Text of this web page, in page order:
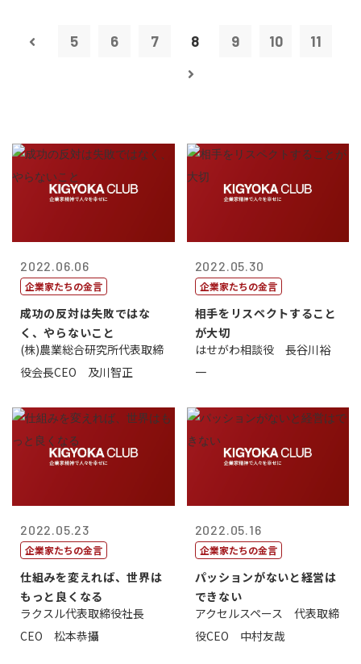
5 6 7 8 9 10 11
2022.06.06
企業家たちの金言
成功の反対は失敗ではな
く、やらないこと
(株)農業総合研究所代表取締
役会長CEO 及川智正
2022.05.30
企業家たちの金言
相手をリスペクトすること
が大切
はせがわ相談役 長谷川裕
一
2022.05.23
企業家たちの金言
仕組みを変えれば、世界は
もっと良くなる
ラクスル代表取締役社長
CEO 松本恭攝
2022.05.16
企業家たちの金言
パッションがないと経営は
できない
アクセルスペース 代表取締
役CEO 中村友哉